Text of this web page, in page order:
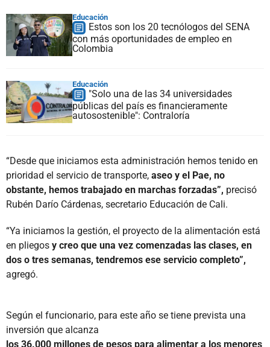
Educación
Estos son los 20 tecnólogos del SENA
con más oportunidades de empleo en
Colombia
Educación
"Solo una de las 34 universidades
públicas del país es financieramente
autosostenible": Contraloría
“Desde que iniciamos esta administración hemos tenido en
prioridad el servicio de transporte, aseo y el Pae, no
obstante, hemos trabajado en marchas forzadas”, precisó
Rubén Darío Cárdenas, secretario Educación de Cali.
“Ya iniciamos la gestión, el proyecto de la alimentación está
en pliegos y creo que una vez comenzadas las clases, en
dos o tres semanas, tendremos ese servicio completo”,
agregó.
Según el funcionario, para este año se tiene prevista una
inversión que alcanza
los 36.000 millones de pesos para alimentar a los menores